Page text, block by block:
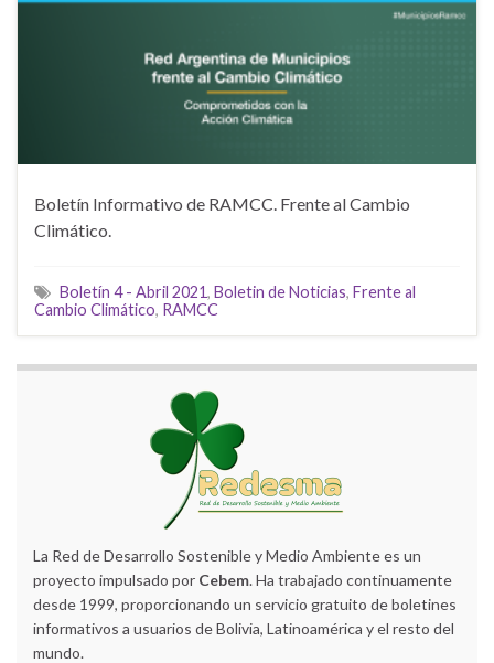
Boletín Informativo de RAMCC. Frente al Cambio
Climático.
Boletín 4 - Abril 2021, Boletin de Noticias, Frente al
Cambio Climático, RAMCC
La Red de Desarrollo Sostenible y Medio Ambiente es un
proyecto impulsado por Cebem. Ha trabajado continuamente
desde 1999, proporcionando un servicio gratuito de boletines
informativos a usuarios de Bolivia, Latinoamérica y el resto del
mundo.